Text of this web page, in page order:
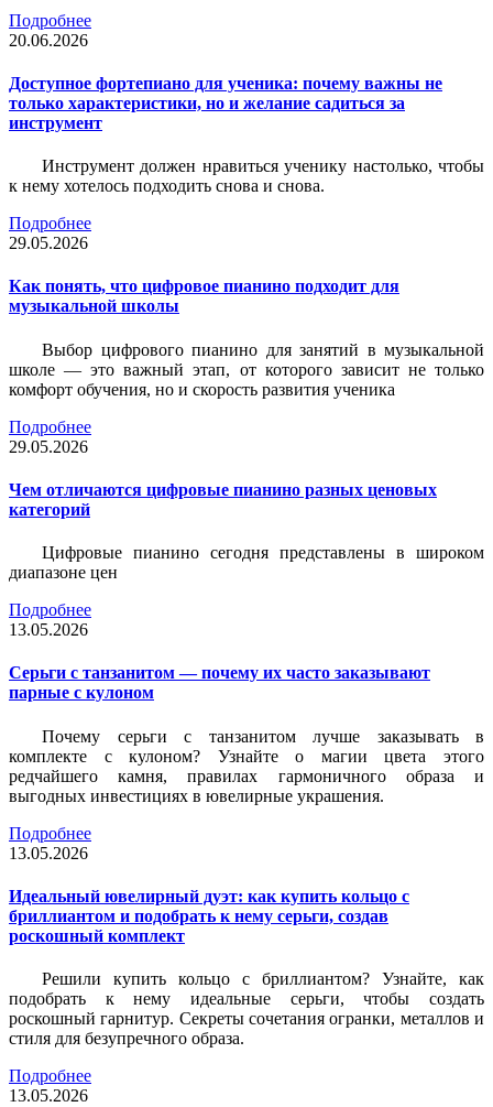
Подробнее
20.06.2026
Доступное фортепиано для ученика: почему важны не
только характеристики, но и желание садиться за
инструмент
Инструмент должен нравиться ученику настолько, чтобы
к нему хотелось подходить снова и снова.
Подробнее
29.05.2026
Как понять, что цифровое пианино подходит для
музыкальной школы
Выбор цифрового пианино для занятий в музыкальной
школе — это важный этап, от которого зависит не только
комфорт обучения, но и скорость развития ученика
Подробнее
29.05.2026
Чем отличаются цифровые пианино разных ценовых
категорий
Цифровые пианино сегодня представлены в широком
диапазоне цен
Подробнее
13.05.2026
Серьги с танзанитом — почему их часто заказывают
парные с кулоном
Почему серьги с танзанитом лучше заказывать в
комплекте с кулоном? Узнайте о магии цвета этого
редчайшего камня, правилах гармоничного образа и
выгодных инвестициях в ювелирные украшения.
Подробнее
13.05.2026
Идеальный ювелирный дуэт: как купить кольцо с
бриллиантом и подобрать к нему серьги, создав
роскошный комплект
Решили купить кольцо с бриллиантом? Узнайте, как
подобрать к нему идеальные серьги, чтобы создать
роскошный гарнитур. Секреты сочетания огранки, металлов и
стиля для безупречного образа.
Подробнее
13.05.2026